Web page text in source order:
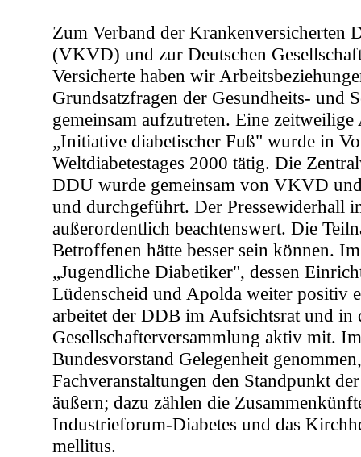
Zum Verband der Krankenversicherten
(VKVD) und zur Deutschen
Versicherte haben wir
Grundsatzfragen der Gesundheits- und
gemeinsam aufzutreten. Eine
„Initiative diabetischer Fuß" wurde in
Weltdiabetestages 2000 tätig. Die
DDU wurde gemeinsam von VKVD
und durchgeführt. Der Pressewiderhall
außerordentlich beachtenswert. Die
Betroffenen hätte besser sein können.
„Jugendliche Diabetiker", dessen
Lüdenscheid und Apolda weiter positiv
arbeitet der DDB im Aufsichtsrat und in
Gesellschafterversammlung aktiv mit.
Bundesvorstand Gelegenheit
Fachveranstaltungen den Standpunkt
äußern; dazu zählen die
Industrieforum-Diabetes und das
mellitus.